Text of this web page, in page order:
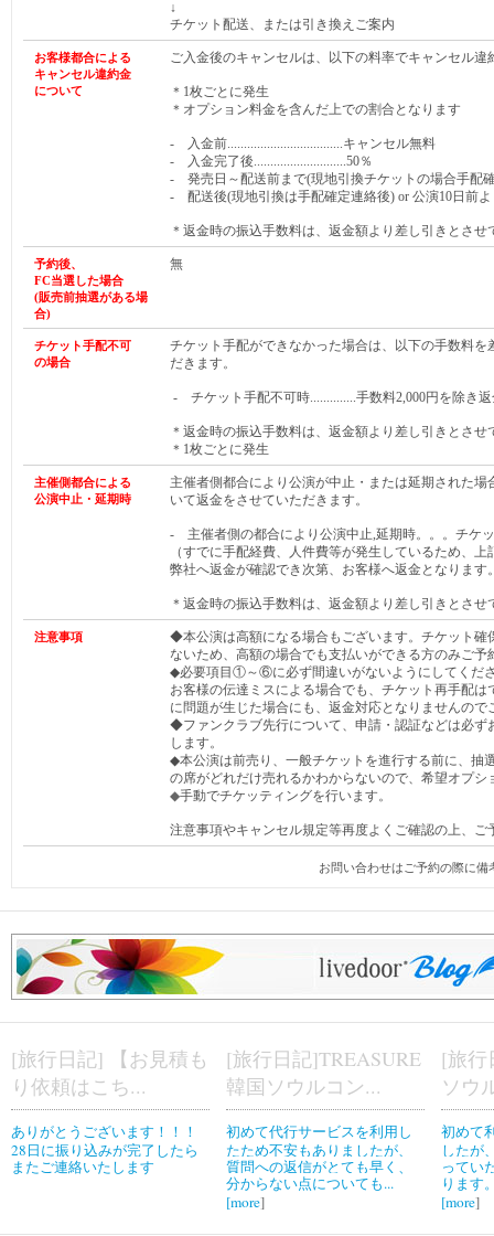
↓
チケット配送、または引き換えご案内
お客様都合による
キャンセル違約金
について
ご入金後のキャンセルは、以下の料率でキャンセル違
＊1枚ごとに発生
＊オプション料金を含んだ上での割合となります
- 入金前...................................キャンセル無料
- 入金完了後............................50％
- 発売日～配送前まで(現地引換チケットの場合手配
- 配送後(現地引換は手配確定連絡後) or 公演10日前よ
＊返金時の振込手数料は、返金額より差し引きとさせ
予約後、
FC当選した場合
(販売前抽選がある場
合)
無
チケット手配不可
の場合
チケット手配ができなかった場合は、以下の手数料を
だきます。
- チケット手配不可時..............手数料2,000円を除き
＊返金時の振込手数料は、返金額より差し引きとさせ
＊1枚ごとに発生
主催側都合による
公演中止・延期時
主催者側都合により公演が中止・または延期された
いて返金をさせていただきます。
- 主催者側の都合により公演中止,延期時。。。チケ
（すでに手配経費、人件費等が発生しているため、
弊社へ返金が確認でき次第、お客様へ返金となります
＊返金時の振込手数料は、返金額より差し引きとさせ
注意事項
◆本公演は高額になる場合もございます。チケット確
ないため、高額の場合でも支払いができる方のみご予
◆必要項目①～⑥に必ず間違いがないようにしてくだ
お客様の伝達ミスによる場合でも、チケット再手配
に問題が生じた場合にも、返金対応となりませんので
◆ファンクラブ先行について、申請・認証などは必ず
します。
◆本公演は前売り、一般チケットを進行する前に、抽
の席がどれだけ売れるかわからないので、希望オプシ
◆手動でチケッティングを行います。
注意事項やキャンセル規定等再度よくご確認の上、ご
お問い合わせはご予約の際に
[旅行日記] 【お見積も
り依頼はこち...
ありがとうございます！！！
28日に振り込みが完了したら
またご連絡いたします
[旅行日記]TREASURE
韓国ソウルコン...
初めて代行サービスを利用し
たため不安もありましたが、
質問への返信がとても早く、
分からない点についても...
[more]
[旅行
ソウ
初めて
したが
ってい
ります
[more]